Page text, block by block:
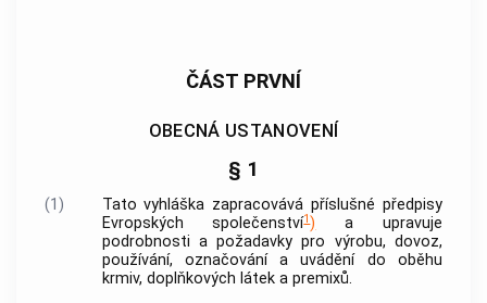
ČÁST PRVNÍ
OBECNÁ USTANOVENÍ
§ 1
(1)
Tato vyhláška zapracovává příslušné předpisy
Evropských společenství1) a upravuje
podrobnosti a požadavky pro výrobu, dovoz,
používání, označování auvádění do oběhu
krmiv, doplňkových látek a premixů.